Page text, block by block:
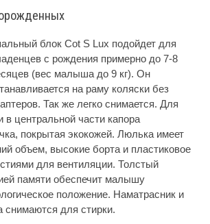
блок Cot S Lux подойдет для
с рождения примерно до 7-8
(вес малыша до 9 кг). Он
на раму коляски без
Так же легко снимается. Для
в центральной части капора
покрытая экокожей. Люлька имеет
объем, высокие борта и пластиковое
для вентиляции. Толстый
памяти обеспечит малышу
положение. Наматрасник и
снимаются для стирки.